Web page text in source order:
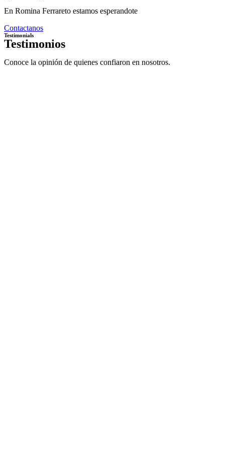
En Romina Ferrareto estamos esperandote
Contactanos
Testimonials
Testimonios
Conoce la opinión de quienes confiaron en nosotros.